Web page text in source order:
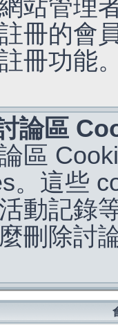
站管理
冊的會
冊功能
論區
論區
。這些
動記錄
刪除討